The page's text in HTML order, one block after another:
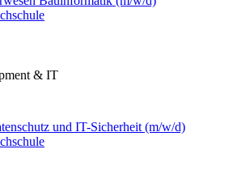
& IT
und IT-Sicherheit (m/w/d)